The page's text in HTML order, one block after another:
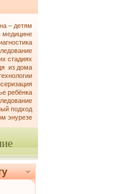
– детям
медицине
стадиях
из дома
ребёнка
подход
энурезе